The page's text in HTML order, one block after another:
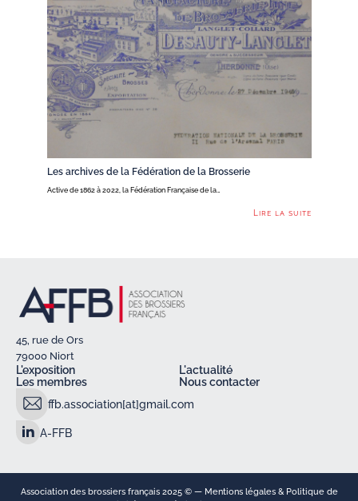
Les archives de la Fédération de la Brosserie
Active de 1862 à 2022, la Fédération Française de la…
Lire la suite
45, rue de Ors
79000 Niort
L'exposition
L'actualité
Les membres
Nous contacter
ffb.association[at]gmail.com
A-FFB
Association des brossiers français 2025 © — Mentions légales & Politique de